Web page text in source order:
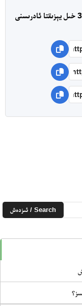
تۆۋەندە ئىھتىياجغا ئاساسەن ئۇيغۇرچە تىلىنىڭ 3 خىل يېزىقتا ئادرىسنى
Search / ئىزدەش